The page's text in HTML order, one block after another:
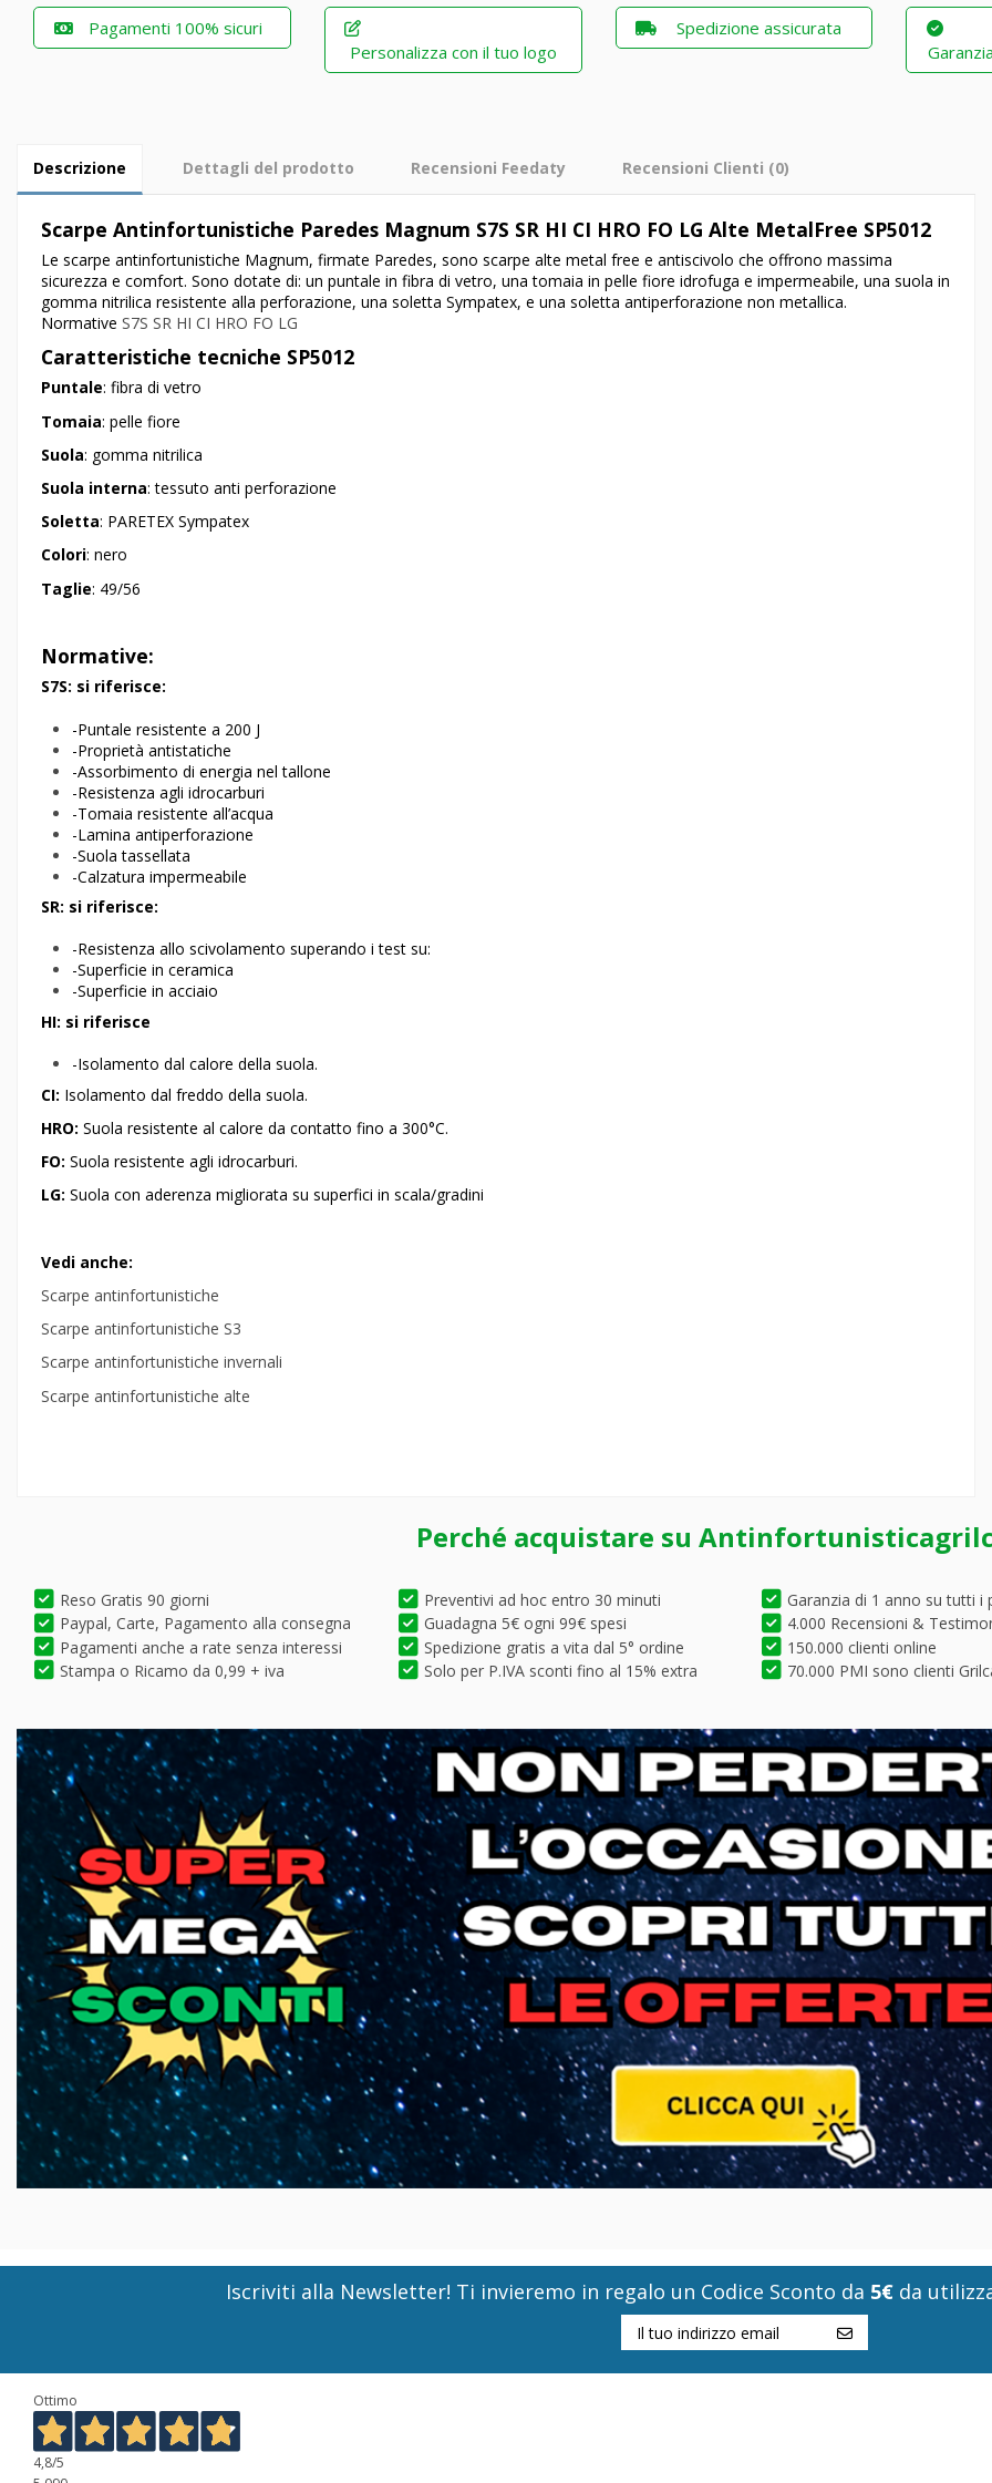
Pagamenti 100% sicuri
Personalizza con il tuo logo
Spedizione assicurata
Descrizione Dettagli del prodotto Recensioni Feedaty Recensioni Clienti (0)
Scarpe Antinfortunistiche Paredes Magnum S7S SR HI CI HRO FO LG Alte MetalFree SP5012
Le scarpe antinfortunistiche Magnum, firmate Paredes, sono scarpe alte metal free e antiscivolo che offrono massima
sicurezza e comfort. Sono dotate di: un puntale in fibra di vetro, una tomaia in pelle fiore idrofuga e impermeabile, una suola in
gomma nitrilica resistente alla perforazione, una soletta Sympatex, e una soletta antiperforazione non metallica.
Normative S7S SR HI CI HRO FO LG
Caratteristiche tecniche SP5012
Puntale: fibra di vetro
Tomaia: pelle fiore
Suola: gomma nitrilica
Suola interna: tessuto anti perforazione
Soletta: PARETEX Sympatex
Colori: nero
Taglie: 49/56
Normative:
S7S: si riferisce:
-Puntale resistente a 200 J
-Proprietà antistatiche
-Assorbimento di energia nel tallone
-Resistenza agli idrocarburi
-Tomaia resistente all’acqua
-Lamina antiperforazione
-Suola tassellata
-Calzatura impermeabile
SR: si riferisce:
-Resistenza allo scivolamento superando i test su:
-Superficie in ceramica
-Superficie in acciaio
HI: si riferisce
-Isolamento dal calore della suola.
CI: Isolamento dal freddo della suola.
HRO: Suola resistente al calore da contatto fino a 300°C.
FO: Suola resistente agli idrocarburi.
LG: Suola con aderenza migliorata su superfici in scala/gradini
Vedi anche:
Scarpe antinfortunistiche
Scarpe antinfortunistiche S3
Scarpe antinfortunistiche invernali
Scarpe antinfortunistiche alte
Perché acquistare su
Reso Gratis 90 giorni
Paypal, Carte, Pagamento alla consegna
Pagamenti anche a rate senza interessi
Stampa o Ricamo da 0,99 + iva
Preventivi ad hoc entro 30 minuti
Guadagna 5€ ogni 99€ spesi
Spedizione gratis a vita dal 5° ordine
Solo per P.IVA sconti fino al 15% extra
Garanzia di 1 anno su tutti i
4.000 Recensioni &
150.000 clienti online
70.000 PMI sono clienti
Iscriviti alla Newsletter! Ti invieremo in regalo un Codice Sconto da 5€da
Ottimo
4,8/5